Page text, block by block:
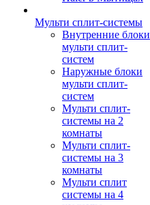
Мульти сплит-системы
Внутренние блоки
мульти сплит-
систем
Наружные блоки
мульти сплит-
систем
Мульти сплит-
системы на 2
комнаты
Мульти сплит-
системы на 3
комнаты
Мульти сплит
системы на 4